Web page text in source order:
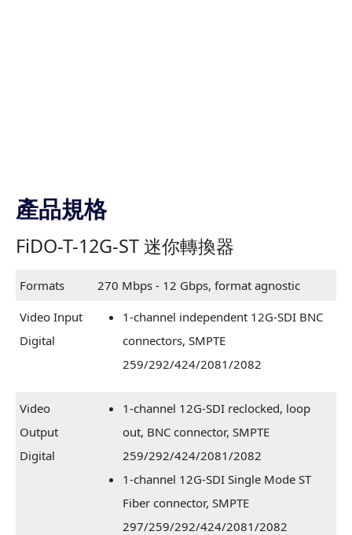
產品規格
FiDO-T-12G-ST 迷你轉換器
Formats
270 Mbps - 12 Gbps, format agnostic
Video Input
Digital
1-channel independent 12G-SDI BNC
connectors, SMPTE
259/292/424/2081/2082
Video
Output
Digital
1-channel 12G-SDI reclocked, loop
out, BNC connector, SMPTE
259/292/424/2081/2082
1-channel 12G-SDI Single Mode ST
Fiber connector, SMPTE
297/259/292/424/2081/2082